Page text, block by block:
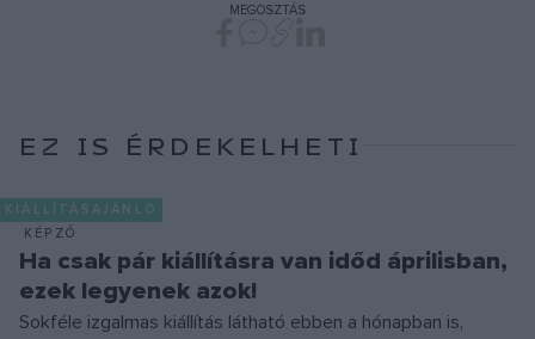
MEGOSZTÁS
EZ IS ÉRDEKELHETI
KIÁLLÍTÁSAJÁNLÓ
KÉPZŐ
Ha csak pár kiállításra van időd áprilisban,
ezek legyenek azok!
Sokféle izgalmas kiállítás látható ebben a hónapban is,